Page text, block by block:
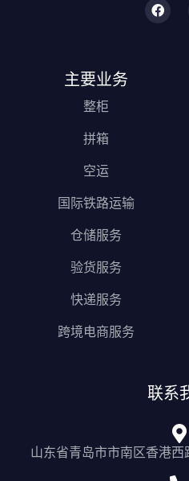
主要业务
整柜
拼箱
空运
国际铁路运输
仓储服务
验货服务
快递服务
跨境电商服务
联系
山东省青岛市市南区香港